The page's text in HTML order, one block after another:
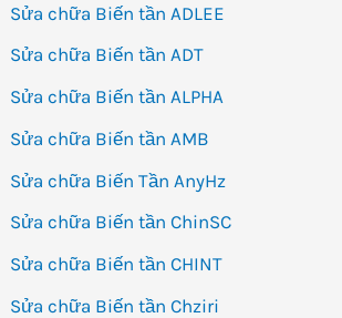
Sửa chữa Biến tần ADLEE
Sửa chữa Biến tần ADT
Sửa chữa Biến tần ALPHA
Sửa chữa Biến tần AMB
Sửa chữa Biến Tần AnyHz
Sửa chữa Biến tần ChinSC
Sửa chữa Biến tần CHINT
Sửa chữa Biến tần Chziri